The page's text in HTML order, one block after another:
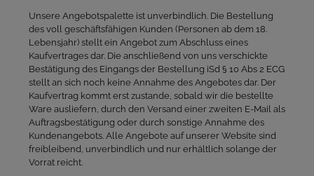
Unsere Angebotspalette ist unverbindlich. Die Bestellung
des voll geschäftsfähigen Kunden (Personen ab dem 18.
Lebensjahr) stellt ein Angebot zum Abschluss eines
Kaufvertrages dar. Die anschließend von uns verschickte
Bestätigung des Eingangs der Bestellung iSd § 10 Abs 2 ECG
stellt an sich noch keine Annahme des Angebotes dar. Der
Kaufvertrag kommt erst zustande, sobald wir die bestellte
Ware ausliefern, durch den Versand einer zweiten E-Mail als
Auftragsbestätigung oder durch sonstige Annahme des
Kundenangebots. Alle Angebote auf unserer Website sind
freibleibend, unverbindlich und nur erhältlich solange der
Vorrat reicht.